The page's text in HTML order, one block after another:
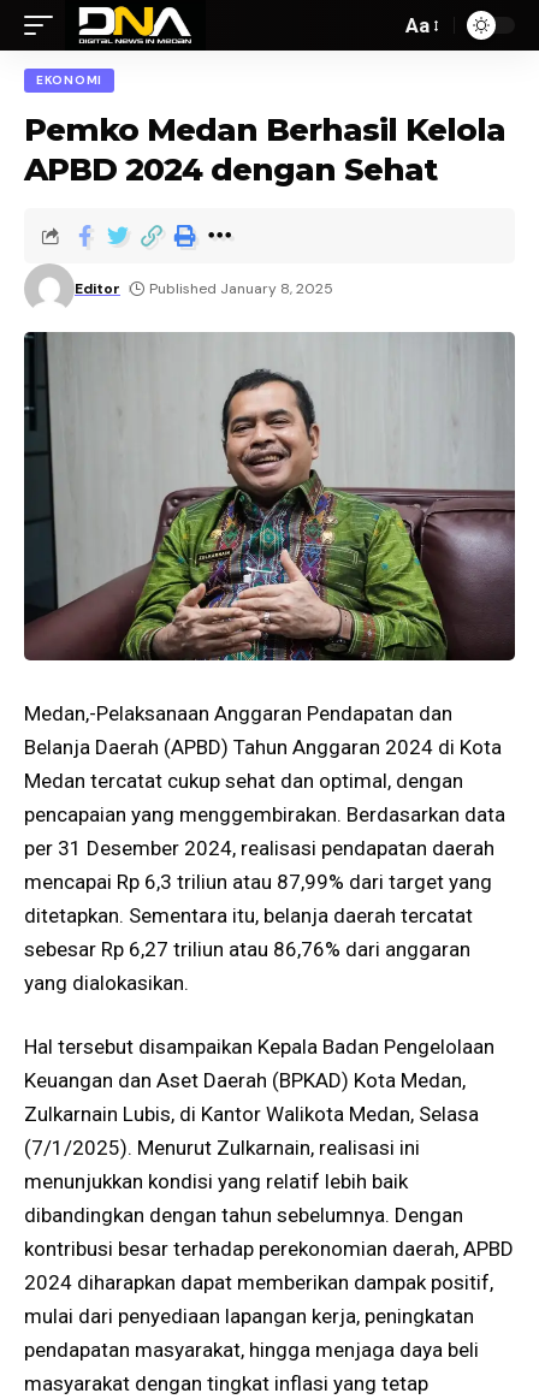
Aa
EKONOMI
Pemko Medan Berhasil Kelola
APBD 2024 dengan Sehat
Editor Published January 8, 2025
Medan,-Pelaksanaan Anggaran Pendapatan dan
Belanja Daerah (APBD) Tahun Anggaran 2024 di Kota
Medan tercatat cukup sehat dan optimal, dengan
pencapaian yang menggembirakan. Berdasarkan data
per 31 Desember 2024, realisasi pendapatan daerah
mencapai Rp 6,3 triliun atau 87,99% dari target yang
ditetapkan. Sementara itu, belanja daerah tercatat
sebesar Rp 6,27 triliun atau 86,76% dari anggaran
yang dialokasikan.
Hal tersebut disampaikan Kepala Badan Pengelolaan
Keuangan dan Aset Daerah (BPKAD) Kota Medan,
Zulkarnain Lubis, di Kantor Walikota Medan, Selasa
(7/1/2025). Menurut Zulkarnain, realisasi ini
menunjukkan kondisi yang relatif lebih baik
dibandingkan dengan tahun sebelumnya. Dengan
kontribusi besar terhadap perekonomian daerah, APBD
2024 diharapkan dapat memberikan dampak positif,
mulai dari penyediaan lapangan kerja, peningkatan
pendapatan masyarakat, hingga menjaga daya beli
masyarakat dengan tingkat inflasi yang tetap